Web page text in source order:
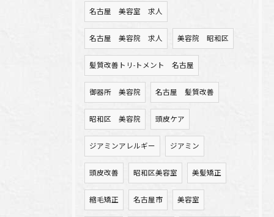
名古屋 美容室 求人
名古屋 美容院 求人 美容院 昭和区
髪質改善トリ-トメント 名古屋
御器所 美容院 名古屋 髪質改善
昭和区 美容院 頭皮ケア
ジアミンアレルギー ジアミン
頭皮改善 昭和区美容室 美髪矯正
縮毛矯正 名古屋市 美容室